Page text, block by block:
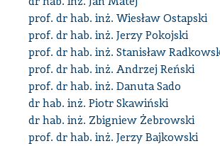
prof. dr hab. inż. Wiesław Ostapski
prof. dr hab. inż. Jerzy Pokojski
prof. dr hab. inż. Stanisław
prof. dr hab. inż. Andrzej Reński
prof. dr hab. inż. Danuta Sado
dr hab. inż. Piotr Skawiński
dr hab. inż. Zbigniew Żebrowski
prof. dr hab. inż. Jerzy Bajkowski